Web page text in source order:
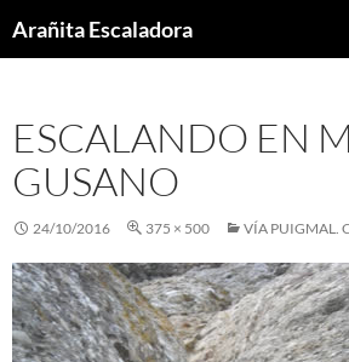
toArañita Escaladora
ESCALANDO EN
GUSANO
24/10/2016 375 × 500 VÍA PUIGMAL.